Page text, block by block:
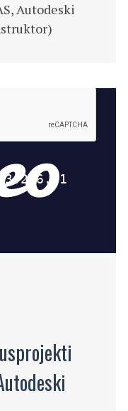
Autodeski